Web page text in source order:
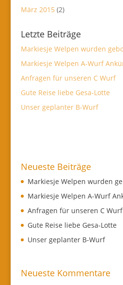
März 2015 (2)
Letzte Beiträge
Markiesje Welpen wurden
Markiesje Welpen A-Wurf
Anfragen für unseren C Wurf
Gute Reise liebe Gesa-Lotte
Unser geplanter B-Wurf
Neueste Beiträge
Markiesje Welpen wurden
Markiesje Welpen A-Wurf
Anfragen für unseren C Wurf
Gute Reise liebe Gesa-Lotte
Unser geplanter B-Wurf
Neueste Kommentare